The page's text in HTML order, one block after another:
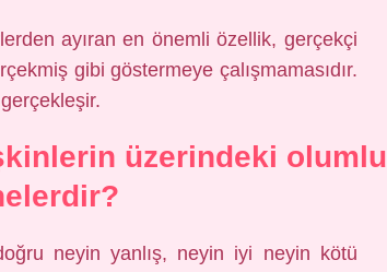
ayıran en önemli özellik, gerçekçi
gibi göstermeye çalışmamasıdır.
üzerindeki olumlu
neyin yanlış, neyin iyi neyin kötü